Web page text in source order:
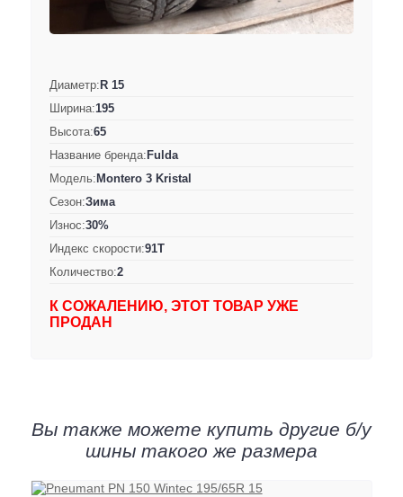
Диаметр:R 15
Ширина:195
Высота:65
Название бренда:Fulda
Модель:Montero 3 Kristal
Сезон:Зима
Износ:30%
Индекс скорости:91T
Количество:2
К СОЖАЛЕНИЮ, ЭТОТ ТОВАР УЖЕ
ПРОДАН
Вы также можете купить другие б/у
шины такого же размера